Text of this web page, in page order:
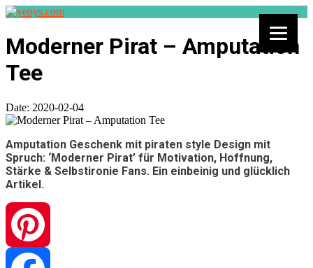
Moderner Pirat – Amputation
Tee
Date: 2020-02-04
Amputation Geschenk mit piraten style Design mit
Spruch: ‘Moderner Pirat’ für Motivation, Hoffnung,
Stärke & Selbstironie Fans. Ein einbeinig und glücklich
Artikel.